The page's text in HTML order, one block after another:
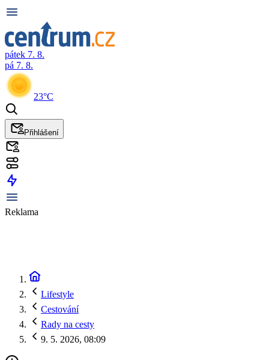
pátek 7. 8.
pá 7. 8.
23°C
Přihlášení
Reklama
Lifestyle
Cestování
Rady na cesty
9. 5. 2026, 08:09